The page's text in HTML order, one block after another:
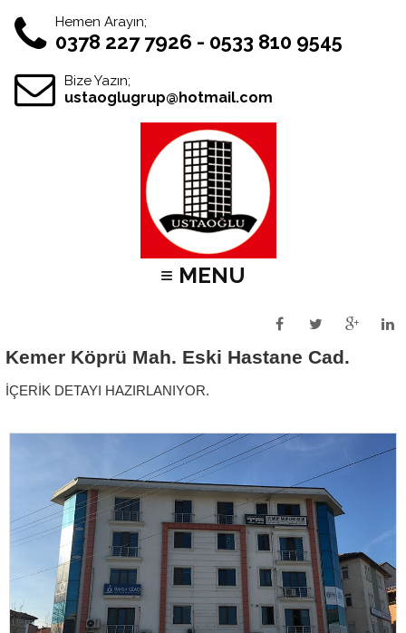
Hemen Arayın;
0378 227 7926 - 0533 810 9545
Bize Yazın;
ustaoglugrup@hotmail.com
≡ MENU
Kemer Köprü Mah. Eski Hastane Cad.
İÇERİK DETAYI HAZIRLANIYOR.